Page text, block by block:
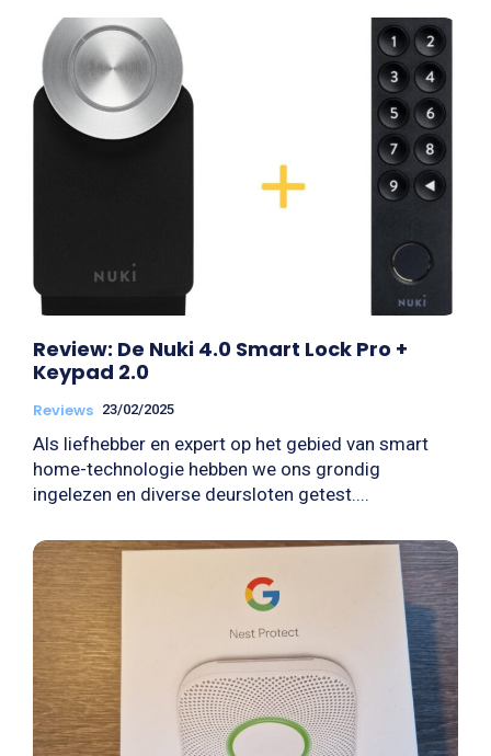
Review: De Nuki 4.0 Smart Lock Pro +
Keypad 2.0
Reviews 23/02/2025
Als liefhebber en expert op het gebied van smart
home-technologie hebben we ons grondig
ingelezen en diverse deursloten getest....